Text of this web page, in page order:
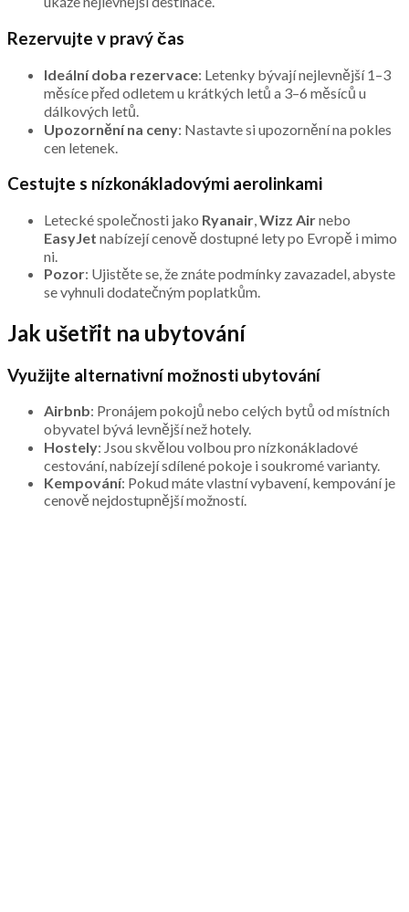
Rezervujte v pravý čas
Ideální doba rezervace: Letenky bývají nejlevnější 1–3
měsíce před odletem u krátkých letů a 3–6 měsíců u
dálkových letů.
Upozornění na ceny: Nastavte si upozornění na pokles
cen letenek.
Cestujte s nízkonákladovými aerolinkami
Letecké společnosti jako Ryanair,Wizz Airnebo
EasyJet nabízejí cenově dostupné lety po Evropě i mimo
ni.
Pozor: Ujistěte se, že znáte podmínky zavazadel, abyste
se vyhnuli dodatečným poplatkům.
Jak ušetřit na ubytování
Využijte alternativní možnosti ubytování
Airbnb: Pronájem pokojů nebo celých bytů od místních
obyvatel bývá levnější než hotely.
Hostely: Jsou skvělou volbou pro nízkonákladové
cestování, nabízejí sdílené pokoje i soukromé varianty.
Kempování: Pokud máte vlastní vybavení, kempování je
cenově nejdostupnější možností.